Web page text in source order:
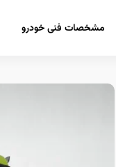
مشخصات فنی خودرو